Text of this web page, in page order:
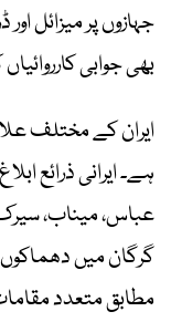
جہازوں پر میزائل
بھی جوابی
ایران کے مختلف
ہے۔ ایرانی ذرائع
عباس، میناب،
گرگان میں
مطابق متعدد